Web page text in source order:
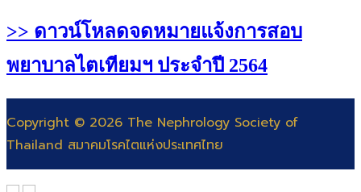
>> ดาวน์โหลดจดหมายแจ้งการสอบ
พยาบาลไตเทียมฯ ประจำปี 2564
Copyright © 2026 The Nephrology Society of
Thailand สมาคมโรคไตแห่งประเทศไทย